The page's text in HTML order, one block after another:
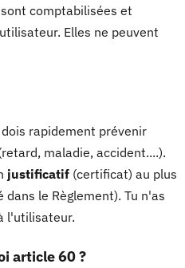
comptabilisées et
Elles ne peuvent
rapidement prévenir
maladie, accident....).
justificatif (certificat) au plus
le Règlement). Tu n'as
l'utilisateur.
article 60 ?